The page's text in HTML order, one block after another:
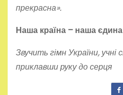
прекрасна».
Наша країна – наша єдина
Звучить гімн України,
приклавши руку до серця